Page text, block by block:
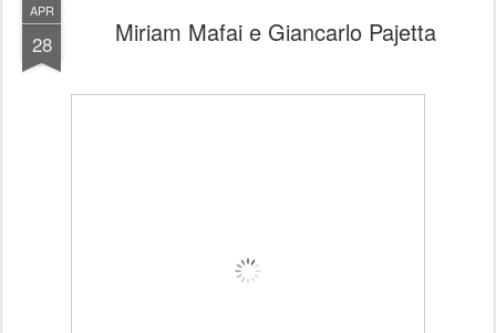
APR
28 Miriam Mafai e Giancarlo Pajetta